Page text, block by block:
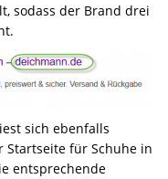
sodass der Brand drei
sich ebenfalls
für Schuhe in
entsprechende